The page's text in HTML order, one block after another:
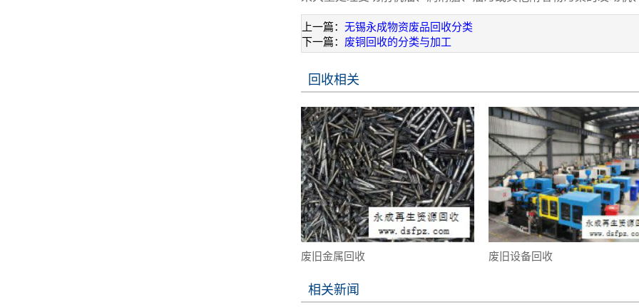
上一篇： 无锡永成物资废品回收分类
下一篇： 废铜回收的分类与加工
回收相关
废旧金属回收 废旧设备回收
相关新闻